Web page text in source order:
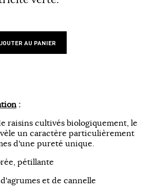
AU PANIER
:
raisins cultivés biologiquement, le
un caractère particulièrement
d'une pureté unique.
pétillante
et de cannelle